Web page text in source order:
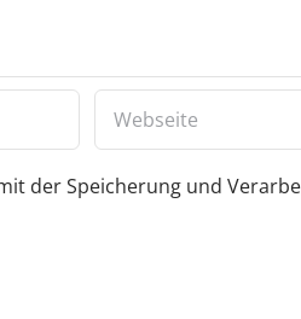
der Speicherung und